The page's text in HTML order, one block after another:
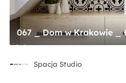
Spacja Studio